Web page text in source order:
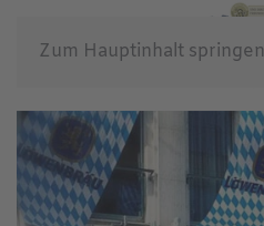
Zum Hauptinhalt springen